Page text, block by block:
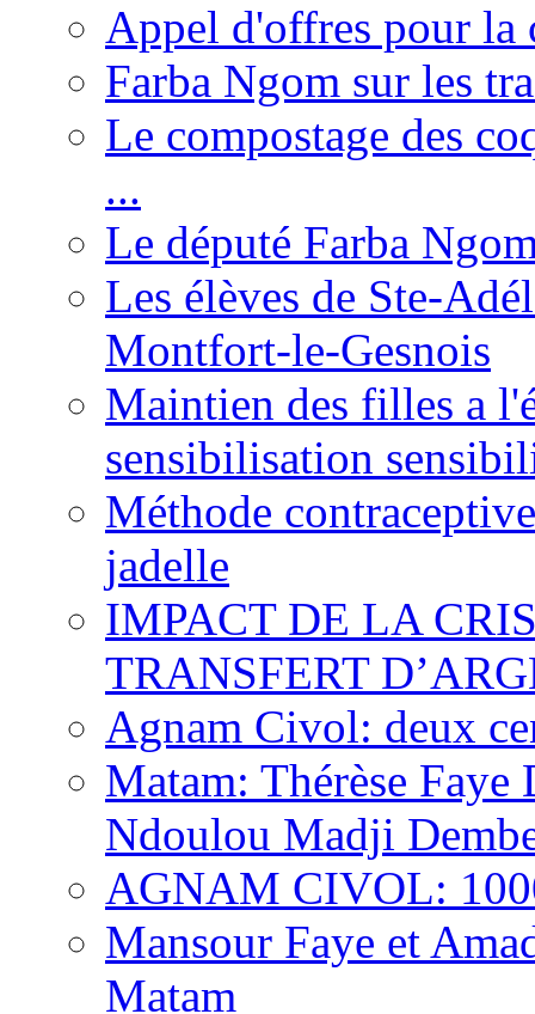
Appel d'offres pour la
Farba Ngom sur les
Le compostage des
...
Le député Farba
Les élèves de Ste-
Montfort-le-Gesnois
Maintien des filles a
sensibilisation
Méthode
jadelle
IMPACT DE LA
TRANSFERT
Agnam Civol: deux
Matam: Thérèse
Ndoulou Madji
AGNAM CIVOL:
Mansour Faye et
Matam